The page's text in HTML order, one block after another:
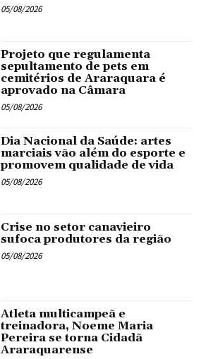
05/08/2026
Projeto que regulamenta
sepultamento de pets em
cemitérios de Araraquara é
aprovado na Câmara
05/08/2026
Dia Nacional da Saúde: artes
marciais vão além do esporte e
promovem qualidade de vida
05/08/2026
Crise no setor canavieiro
sufoca produtores da região
05/08/2026
Atleta multicampeã e
treinadora, Noeme Maria
Pereira se torna Cidadã
Araraquarense